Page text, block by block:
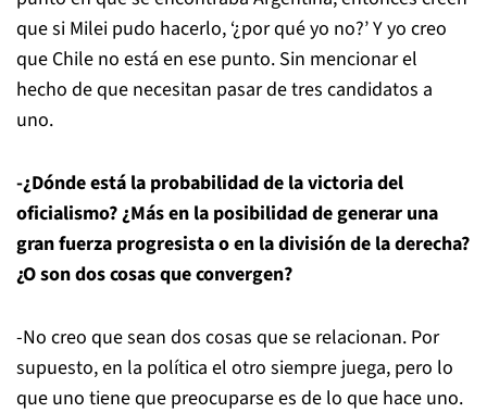
que si Milei pudo hacerlo, ‘¿por qué yo no?’ Y yo creo
que Chile no está en ese punto. Sin mencionar el
hecho de que necesitan pasar de tres candidatos a
uno.
-¿Dónde está la probabilidad de la victoria del
oficialismo? ¿Más en la posibilidad de generar una
gran fuerza progresista o en la división de la derecha?
¿O son dos cosas que convergen?
-No creo que sean dos cosas que se relacionan. Por
supuesto, en la política el otro siempre juega, pero lo
que uno tiene que preocuparse es de lo que hace uno.